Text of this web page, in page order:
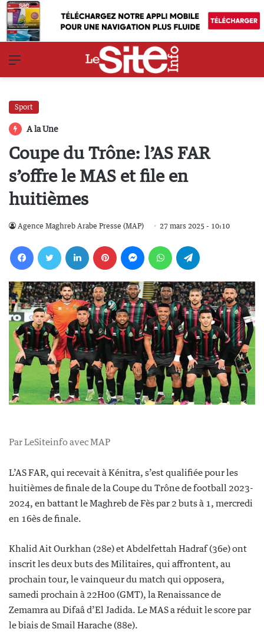
Sport
A la Une
Coupe du Trône: l’AS FAR
s’offre le MAS et file en
huitièmes
Agence Maghreb Arabe Presse (MAP) 27 mars 2025 - 10:10
Par LeSiteinfo avec MAP
L’AS FAR, qui recevait à Kénitra, s’est qualifiée pour les
huitièmes de finale de la Coupe du Trône de football 2023-
2024, en battant le Maghreb de Fès par 2 buts à 1, mercredi
en 16ès de finale.
Khalid Ait Ourkhan (28e) et Abdelfettah Hadraf (36e) ont
inscrit les deux buts des Militaires, qui affrontent, au
prochain tour, le vainqueur du match qui opposera,
samedi prochain à 22H00 (GMT), la Renaissance de
Zemamra au Difaâ d’El Jadida. Le MAS a réduit le score par
le biais de Smail Harache (88e).